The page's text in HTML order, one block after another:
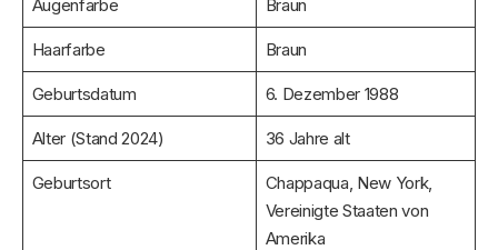
Augenfarbe Braun
Haarfarbe Braun
Geburtsdatum 6. Dezember 1988
Alter (Stand 2024) 36 Jahre alt
Geburtsort
Chappaqua, New York,
Vereinigte Staaten von
Amerika